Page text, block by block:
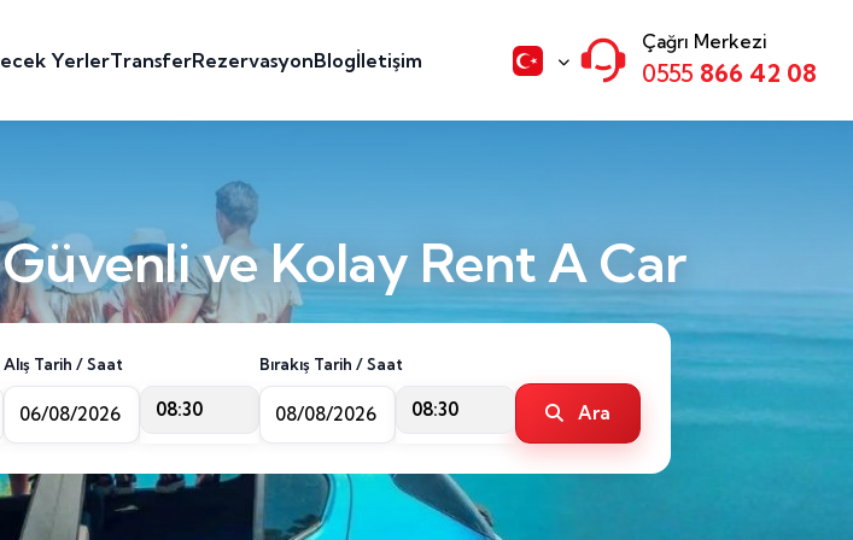
YerlerTransferRezervasyonBlogİletişim
Çağrı Merkezi
0555 866 42 08
ve Kolay Rent A Car
Alış Tarih / Saat
08:30
Bırakış Tarih / Saat
08:30 Ara